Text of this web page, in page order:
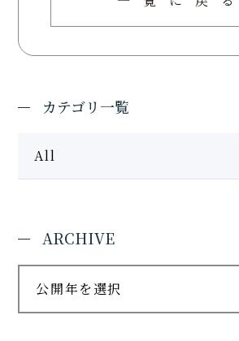
カテゴリ一覧
All
ARCHIVE
公開年を選択